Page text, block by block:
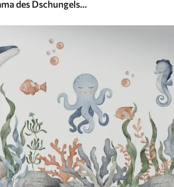
Fototapeten Panorama des Dschungels mit Tieren